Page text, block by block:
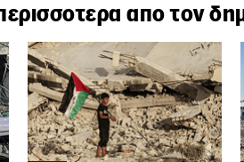
απο τον